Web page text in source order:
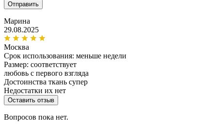
Марина
29.08.2025
Москва
Срок использования: меньше недели
Размер: соответствует
любовь с первого взгляда
Достоинства ткань супер
Недостатки их нет
Оставить отзыв
Вопросов пока нет.